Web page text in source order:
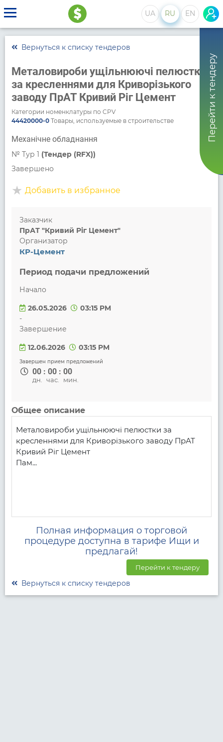
UA RU EN
Перейти к тендеру
Вернуться к списку тендеров
Металовироби ущільнюючі пелюстки
за кресленнями для Криворізького
заводу ПрАТ Кривий Ріг Цемент
Категории номенклатуры по CPV
44420000-0Товары, используемые в строительстве
Механічне обладнання
№ Тур 1 (Тендер (RFX))
Завершено
Добавить в избранное
Заказчик
ПрАТ "Кривий Ріг Цемент"
Организатор
КР-Цемент
Период подачи предложений
Начало
26.05.2026
03:15 PM
-
Завершение
12.06.2026 03:15 PM
Завершен прием предложений
00 : 00 : 00
дн. час. мин.
Общее описание
Металовироби ущільнюючі пелюстки за
кресленнями для Криворізького заводу ПрАТ
Кривий Ріг Цемент
Пам...
Полная информация о торговой
процедуре доступна в тарифе Ищи и
предлагай!
Перейти к тендеру
Вернуться к списку тендеров